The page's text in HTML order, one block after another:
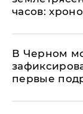
часов:
В Черном
первые